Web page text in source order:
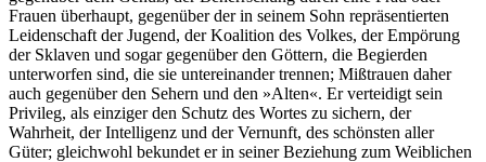
Frauen überhaupt, gegenüber der in seinem Sohn repräsentierten
Leidenschaft der Jugend, der Koalition des Volkes, der Empörung
der Sklaven und sogar gegenüber den Göttern, die Begierden
unterworfen sind, die sie untereinander trennen; Mißtrauen daher
auch gegenüber den Sehern und den »Alten«. Er verteidigt sein
Privileg, als einziger den Schutz des Wortes zu sichern, der
Wahrheit, der Intelligenz und der Vernunft, des schönsten aller
Güter; gleichwohl bekundet er in seiner Beziehung zum Weiblichen